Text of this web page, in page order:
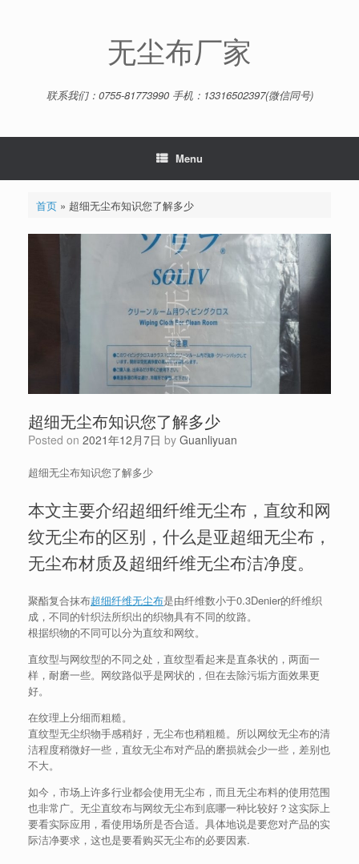
无尘布厂家
联系我们：0755-81773990 手机：13316502397(微信同号)
Menu
首页» 超细无尘布知识您了解多少
超细无尘布知识您了解多少
Posted on 2021年12月7日 by Guanliyuan
超细无尘布知识您了解多少
本文主要介绍超细纤维无尘布，直纹和网
纹无尘布的区别，什么是亚超细无尘布，
无尘布材质及超细纤维无尘布洁净度。
聚酯复合抹布超细纤维无尘布是由纤维数小于0.3Denier的纤维织
成，不同的针织法所织出的织物具有不同的纹路。
根据织物的不同可以分为直纹和网纹。
直纹型与网纹型的不同之处，直纹型看起来是直条状的，两面一
样，耐磨一些。网纹路似乎是网状的，但在去除污垢方面效果更
好。
在纹理上分细而粗糙。
直纹型无尘织物手感稍好，无尘布也稍粗糙。所以网纹无尘布的清
洁程度稍微好一些，直纹无尘布对产品的磨损就会少一些，差别也
不大。
如今，市场上许多行业都会使用无尘布，而且无尘布料的使用范围
也非常广。无尘直纹布与网纹无尘布到底哪一种比较好？这实际上
要看实际应用，看使用场所是否合适。具体地说是要您对产品的实
际洁净要求，这也是要看购买无尘布的必要因素.